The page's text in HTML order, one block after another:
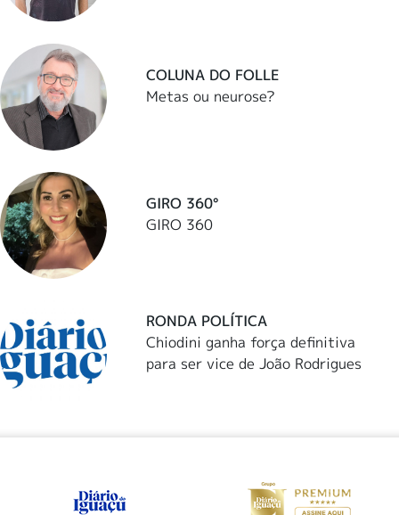
COLUNA DO FOLLE
Metas ou neurose?
GIRO 360°
GIRO 360
RONDA POLÍTICA
Chiodini ganha força definitiva
para ser vice de João Rodrigues